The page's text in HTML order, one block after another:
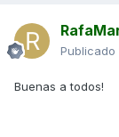
Publicado
Buenas a todos!